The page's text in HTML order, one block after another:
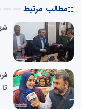
::مطالب مرتبط